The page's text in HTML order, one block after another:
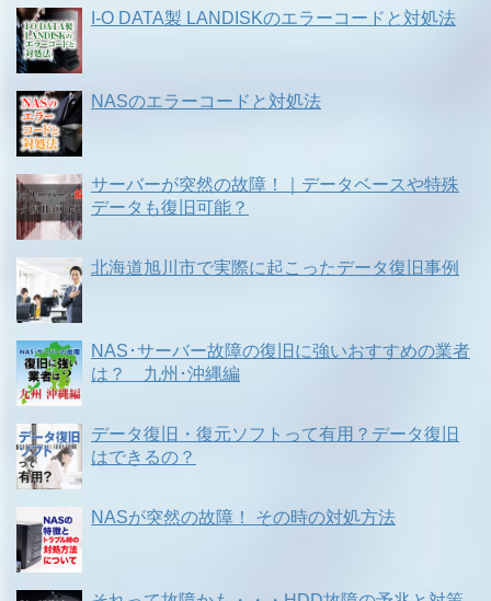
I-O DATA製 LANDISKのエラーコードと対処法
NASのエラーコードと対処法
サーバーが突然の故障！｜データベースや特殊
データも復旧可能？
北海道旭川市で実際に起こったデータ復旧事例
NAS･サーバー故障の復旧に強いおすすめの業者
は？ 九州･沖縄編
データ復旧・復元ソフトって有用？データ復旧
はできるの？
NASが突然の故障！ その時の対処方法